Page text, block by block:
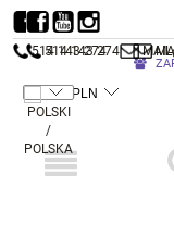
514 143 274
514 143 274